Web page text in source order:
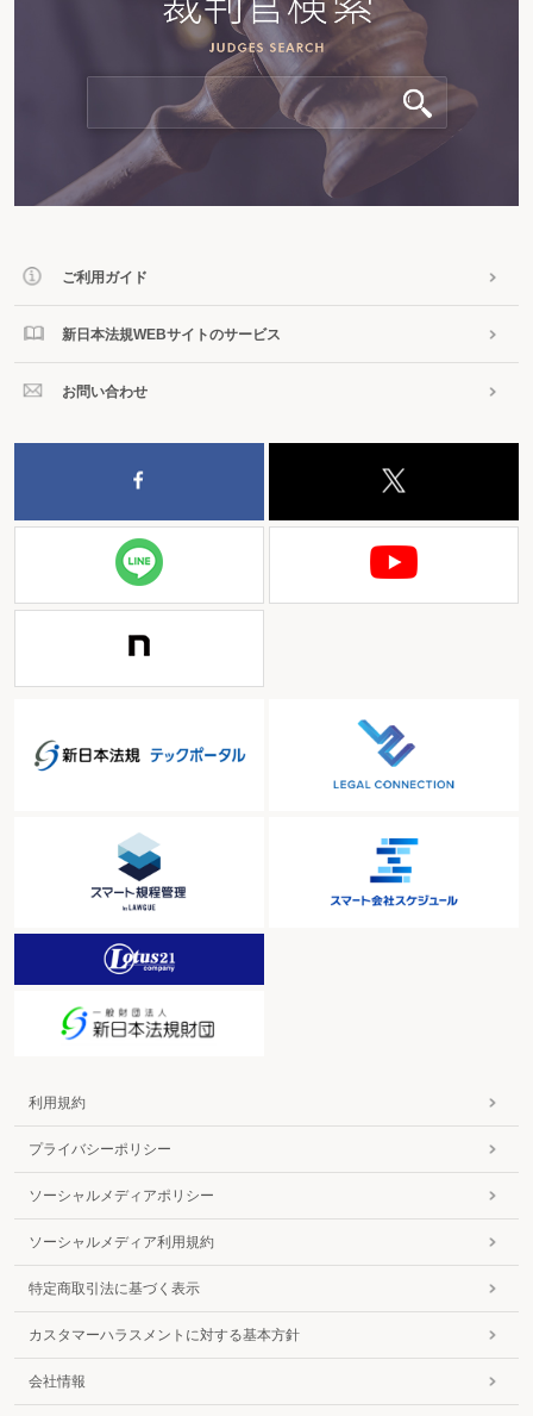
ご利用ガイド
新日本法規WEBサイトのサービス
お問い合わせ
利用規約
プライバシーポリシー
ソーシャルメディアポリシー
ソーシャルメディア利用規約
特定商取引法に基づく表示
カスタマーハラスメントに対する基本方針
会社情報